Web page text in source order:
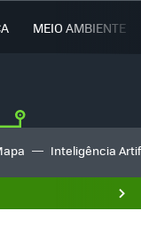
MEIO AMBIENTE
Inteligência